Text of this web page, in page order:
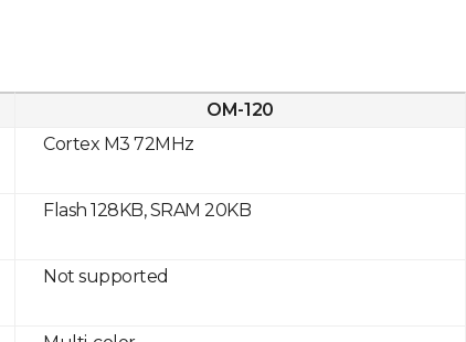
OM-120
Cortex M3 72MHz
Flash 128KB, SRAM 20KB
Not supported